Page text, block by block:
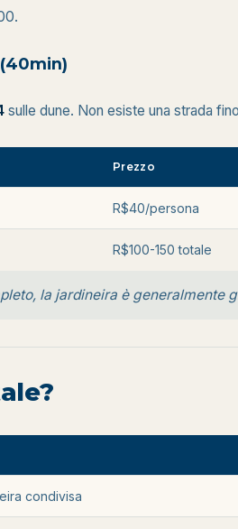
sulle dune. Non esiste una strada
Prezzo
R$40/persona
R$100-150 totale
la jardineira è generalmente
condivisa